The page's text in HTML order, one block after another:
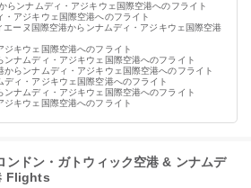
らンナムディ・アジキウェ国際空港へのフライト
アジキウェ国際空港へのフライト
ーヌ国際空港からンナムディ・アジキウェ国際空港
キウェ国際空港へのフライト
ンナムディ・アジキウェ国際空港へのフライト
からンナムディ・アジキウェ国際空港へのフライト
ィ・アジキウェ国際空港へのフライト
ンナムディ・アジキウェ国際空港へのフライト
キウェ国際空港へのフライト
ドン・ガトウィック空港 & ンナムデ
Flights